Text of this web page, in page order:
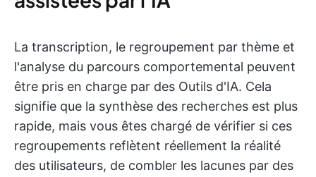
La transcription, le regroupement par thème et
l'analyse du parcours comportemental peuvent
être pris en charge par des Outils d'IA. Cela
signifie que la synthèse des recherches est plus
rapide, mais vous êtes chargé de vérifier si ces
regroupements reflètent réellement la réalité
des utilisateurs, de combler les lacunes par des